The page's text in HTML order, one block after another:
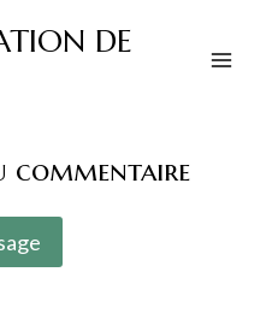
DE
commentaire